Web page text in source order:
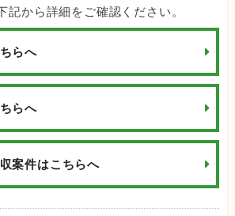
記から詳細をご確認ください。
らへ
らへ
案件はこちらへ